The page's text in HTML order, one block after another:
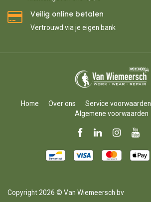
Veilig online betalen
Vertrouwd via je eigen bank
Home Over ons Service voorwaarden
Algemene voorwaarden
Copyright 2026 © Van Wiemeersch bv